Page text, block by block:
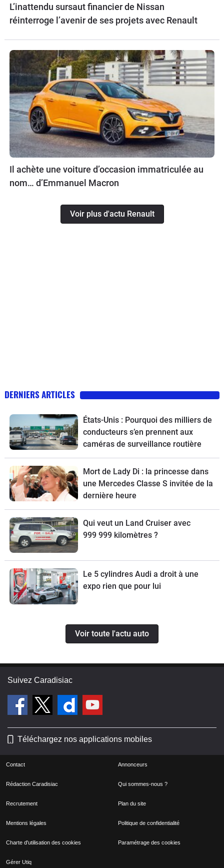
L’inattendu sursaut financier de Nissan
réinterroge l’avenir de ses projets avec Renault
Il achète une voiture d’occasion immatriculée au
nom… d’Emmanuel Macron
Voir plus d'actu Renault
DERNIERS ARTICLES
États-Unis : Pourquoi des milliers de
conducteurs s’en prennent aux
caméras de surveillance routière
Mort de Lady Di : la princesse dans
une Mercedes Classe S invitée de la
dernière heure
Qui veut un Land Cruiser avec
999 999 kilomètres ?
Le 5 cylindres Audi a droit à une
expo rien que pour lui
Voir toute l'actu auto
Suivez Caradisiac
Téléchargez nos applications mobiles
Contact Annonceurs
Rédaction Caradisiac Qui sommes-nous ?
Recrutement Plan du site
Mentions légales Politique de confidentialité
Charte d'utilisation des cookies Paramétrage des cookies
Gérer Utiq